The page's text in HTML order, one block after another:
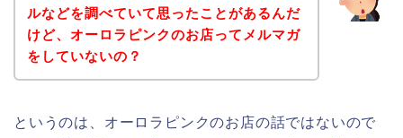
ルなどを調べていて思ったことがあるんだ
けど、オーロラピンクのお店ってメルマガ
をしていないの？
というのは、オーロラピンクのお店の話ではないので